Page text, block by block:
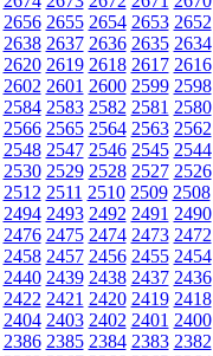
2656 2655 2654 2653 2652
2638 2637 2636 2635 2634
2620 2619 2618 2617 2616
2602 2601 2600 2599 2598
2584 2583 2582 2581 2580
2566 2565 2564 2563 2562
2548 2547 2546 2545 2544
2530 2529 2528 2527 2526
2512 2511 2510 2509 2508
2494 2493 2492 2491 2490
2476 2475 2474 2473 2472
2458 2457 2456 2455 2454
2440 2439 2438 2437 2436
2422 2421 2420 2419 2418
2404 2403 2402 2401 2400
2386 2385 2384 2383 2382